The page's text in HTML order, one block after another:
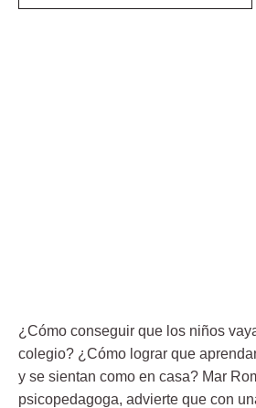
¿Cómo conseguir que los niños
colegio? ¿Cómo lograr que
y se sientan como en casa? Mar
psicopedagoga, advierte que con